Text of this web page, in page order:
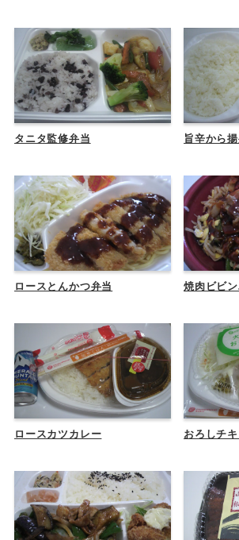
タニタ監修弁当 旨辛から
ロースとんかつ弁当 焼肉ビビ
ロースカツカレー おろしチ